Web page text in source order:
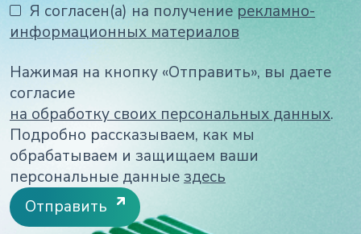
Я согласен(а) на получение рекламно-
информационных материалов
Нажимая на кнопку «Отправить», вы даете
согласие
на обработку своих персональных данных.
Подробно рассказываем, как мы
обрабатываем и защищаем ваши
персональные данныездесь
Отправить